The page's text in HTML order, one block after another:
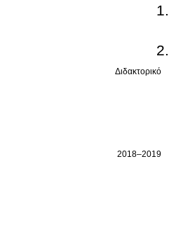
Διδακτορικό
2018–2019